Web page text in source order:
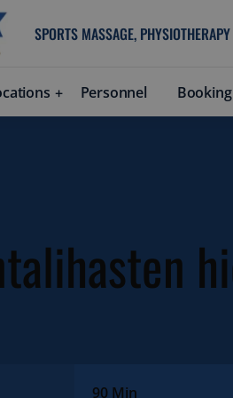
SPORTS MASSAGE,
Personnel Booking
90 Min